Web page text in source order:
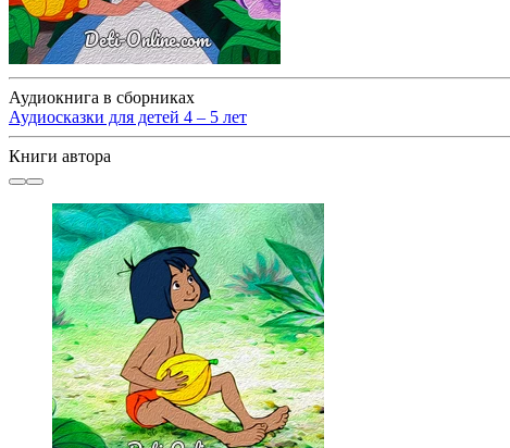
Аудиокнига в сборниках
Аудиосказки для детей 4 – 5 лет
Книги автора